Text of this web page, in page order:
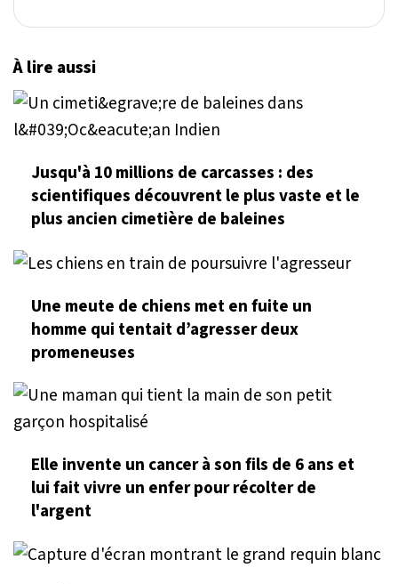
À lire aussi
Jusqu'à 10 millions de carcasses : des
scientifiques découvrent le plus vaste et le
plus ancien cimetière de baleines
Une meute de chiens met en fuite un
homme qui tentait d’agresser deux
promeneuses
Elle invente un cancer à son fils de 6 ans et
lui fait vivre un enfer pour récolter de
l'argent